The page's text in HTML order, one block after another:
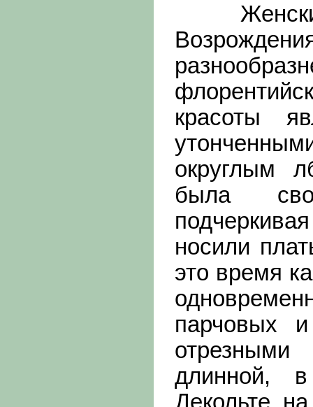
Женский
красоты
округлым
была
носили
это время
парчовых
длинной,